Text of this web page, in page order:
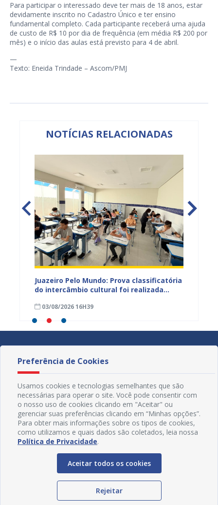
Para participar o interessado deve ter mais de 18 anos, estar
devidamente inscrito no Cadastro Único e ter ensino
fundamental completo. Cada participante receberá uma ajuda
de custo de R$ 10 por dia de frequência (em média R$ 200 por
mês) e o início das aulas está previsto para 4 de abril.
—
Texto: Eneida Trindade – Ascom/PMJ
NOTÍCIAS RELACIONADAS
Juazeiro Pelo Mundo: Prova classificatória
do intercâmbio cultural foi realizada
divulgado nesta terça (04)
03/08/2026 16H39
Redes Sociais
Preferência de Cookies
Usamos cookies e tecnologias semelhantes que são
necessárias para operar o site. Você pode consentir com
o nosso uso de cookies clicando em "Aceitar" ou
gerenciar suas preferências clicando em “Minhas opções”.
Para obter mais informações sobre os tipos de cookies,
como utilizamos e quais dados são coletados, leia nossa
Política de Privacidade.
Aceitar todos os cookies
Rejeitar